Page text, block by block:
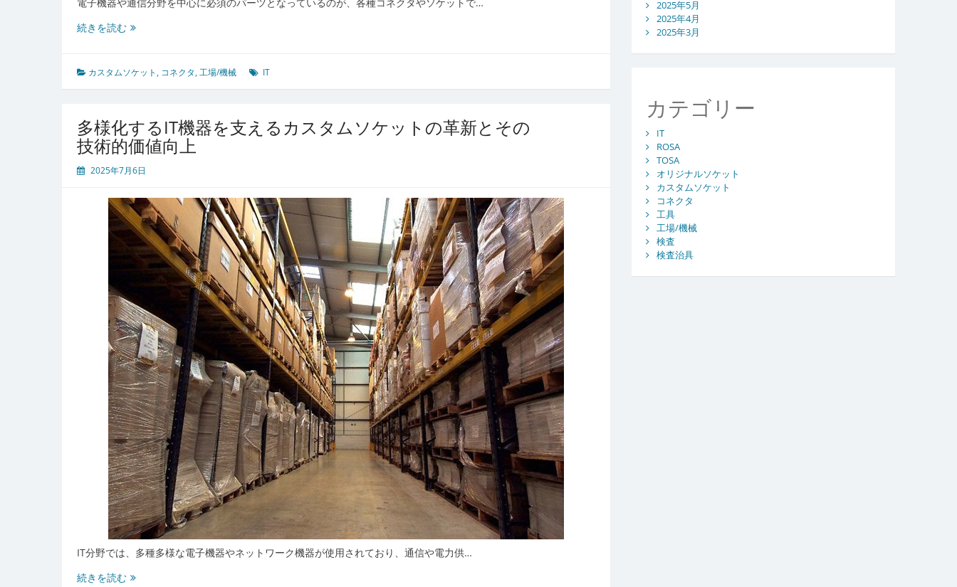
続きを読む産
IT
を
キ
ー
ー
カ
ス
タ
ム
ソ
ッ
ト
が
未
来
の
機
器
設
計
を
革
新
す
る
カスタムソケット , コネクタ,工場/機械 IT
多様化するIT機器を支えるカスタムソケットの革新とその
技術的価値向上
2025年7月6日
IT分野では、多種多様な電子機器やネットワーク機器が使用されており、通信や電力供…
続きを読む多
2025年5月
2025年4月
2025年3月
カテゴリー
IT
ROSA
TOSA
オリジナルソケット
カスタムソケット
コネクタ
工具
工場/機械
検査
検査治具